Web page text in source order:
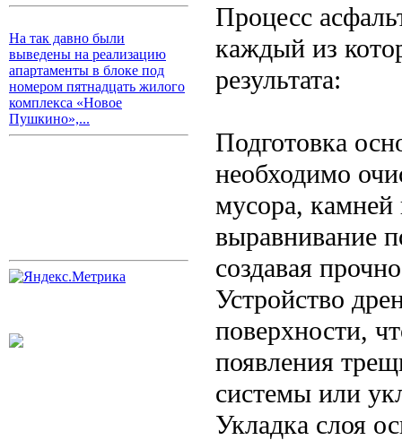
На так давно были
выведены на реализацию
апартаменты в блоке под
номером пятнадцать жилого
комплекса «Новое
Пушкино»,...
Процесс
каждый из
результата:
Подготовка
необходимо
мусора, камней
выравнивание
создавая
Устройство
поверхности,
появления
системы или
Укладка слоя